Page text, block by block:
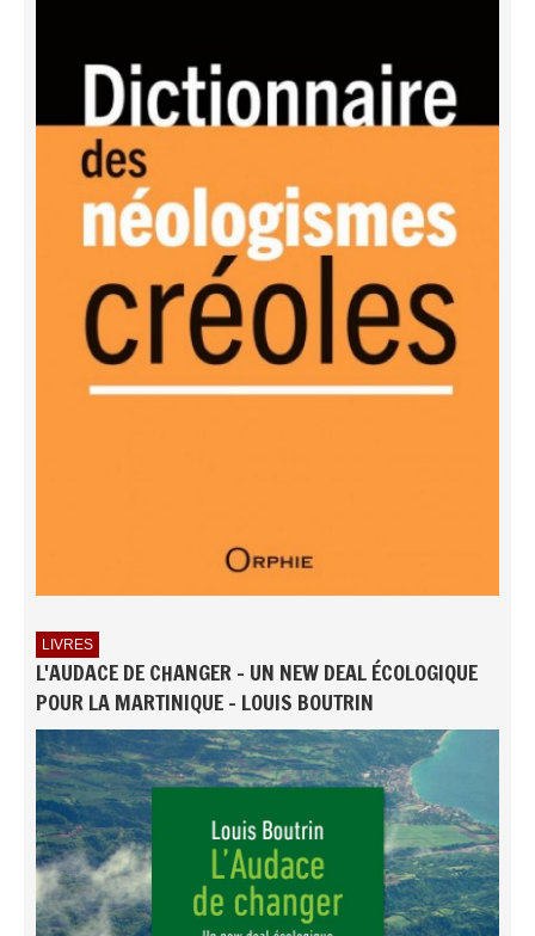
LIVRES
L'AUDACE DE CHANGER - UN NEW DEAL ÉCOLOGIQUE
POUR LA MARTINIQUE - LOUIS BOUTRIN